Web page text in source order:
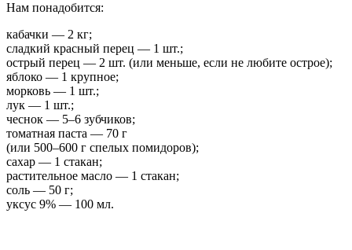
Нам понадобится:
кабачки — 2 кг;
сладкий красный перец — 1 шт.;
острый перец — 2 шт. (или меньше, если не любите острое);
яблоко — 1 крупное;
морковь — 1 шт.;
лук — 1 шт.;
чеснок — 5–6 зубчиков;
томатная паста — 70 г
(или 500–600 г спелых помидоров);
сахар — 1 стакан;
растительное масло — 1 стакан;
соль — 50 г;
уксус 9% — 100 мл.